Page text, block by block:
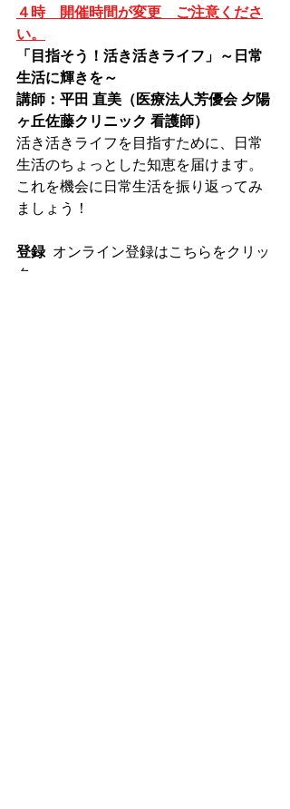
４時　開催時間が変更　ご注意くださ
い。
「目指そう！活き活きライフ」～日常
生活に輝きを～
講師：平田 直美（医療法人芳優会 夕陽
ヶ丘佐藤クリニック 看護師）
活き活きライフを目指すために、日常
生活のちょっとした知恵を届けます。
これを機会に日常生活を振り返ってみ
ましょう！
登録
	オンライン登録はこちらをクリッ
ク